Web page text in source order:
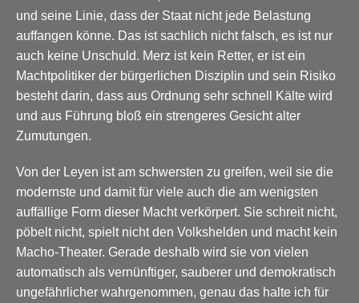
und seine Linie, dass der Staat nicht jede Belastung
auffangen könne. Das ist sachlich nicht falsch, es ist nur
auch keine Unschuld. Merz ist kein Retter, er ist ein
Machtpolitiker der bürgerlichen Disziplin und sein Risiko
besteht darin, dass aus Ordnung sehr schnell Kälte wird
und aus Führung bloß ein strengeres Gesicht alter
Zumutungen.
Von der Leyen ist am schwersten zu greifen, weil sie die
modernste und damit für viele auch die am wenigsten
auffällige Form dieser Macht verkörpert. Sie schreit nicht,
pöbelt nicht, spielt nicht den Volkshelden und macht kein
Macho-Theater. Gerade deshalb wird sie von vielen
automatisch als vernünftiger, sauberer und demokratisch
ungefährlicher wahrgenommen, genau das halte ich für